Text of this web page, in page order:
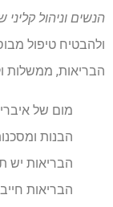
הנשים וניהול קליני
ולהבטיח טיפול
הבריאות, ממשלות
מום של
הבנות
הבריאות